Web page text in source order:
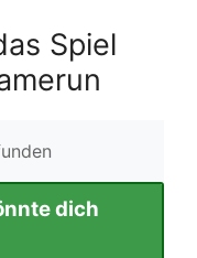
Spiel
dich